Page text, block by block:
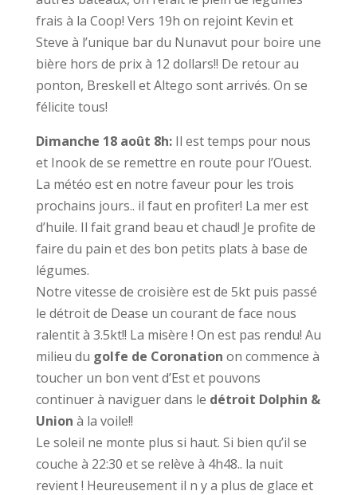
frais à la Coop! Vers 19h on rejoint Kevin et
Steve à l’unique bar du Nunavut pour boire une
bière hors de prix à 12 dollars!! De retour au
ponton, Breskell et Altego sont arrivés. On se
félicite tous!
Dimanche 18 août 8h: Il est temps pour nous
et Inook de se remettre en route pour l’Ouest.
La météo est en notre faveur pour les trois
prochains jours.. il faut en profiter! La mer est
d’huile. Il fait grand beau et chaud! Je profite de
faire du pain et des bon petits plats à base de
légumes.
Notre vitesse de croisière est de 5kt puis passé
le détroit de Dease un courant de face nous
ralentit à 3.5kt!! La misère ! On est pas rendu! Au
milieu du golfe de Coronation on commence à
toucher un bon vent d’Est et pouvons
continuer à naviguer dans le détroit Dolphin &
Union à la voile!!
Le soleil ne monte plus si haut. Si bien qu’il se
couche à 22:30 et se relève à 4h48.. la nuit
revient ! Heureusement il n y a plus de glace et